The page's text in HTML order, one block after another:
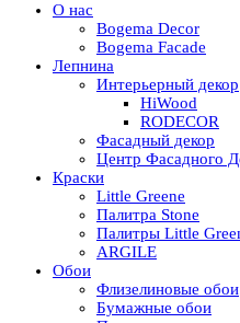
О нас
Bogema Decor
Bogema Facade
Лепнина
Интерьерный декор
HiWood
RODECOR
Фасадный декор
Центр Фасадного
Краски
Little Greene
Палитра Stone
Палитры Little
ARGILE
Обои
Флизелиновые обои
Бумажные обои